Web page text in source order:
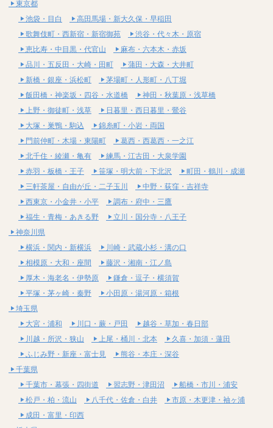
東京都
池袋・目白
高田馬場・新大久保・早稲田
歌舞伎町・西新宿・新宿御苑
渋谷・代々木・原宿
恵比寿・中目黒・代官山
麻布・六本木・赤坂
品川・五反田・大崎・田町
蒲田・大森・大井町
新橋・銀座・浜松町
茅場町・人形町・八丁堀
飯田橋・神楽坂・四谷・水道橋
神田・秋葉原・浅草橋
上野・御徒町・浅草
日暮里・西日暮里・鶯谷
大塚・巣鴨・駒込
錦糸町・小岩・両国
門前仲町・木場・東陽町
葛西・西葛西・一之江
北千住・綾瀬・亀有
練馬・江古田・大泉学園
赤羽・板橋・王子
笹塚・明大前・下北沢
町田・鶴川・成瀬
三軒茶屋・自由が丘・二子玉川
中野・荻窪・吉祥寺
西東京・小金井・小平
調布・府中・三鷹
福生・青梅・あきる野
立川・国分寺・八王子
神奈川県
横浜・関内・新横浜
川崎・武蔵小杉・溝の口
相模原・大和・座間
藤沢・湘南・江ノ島
厚木・海老名・伊勢原
鎌倉・逗子・横須賀
平塚・茅ヶ崎・秦野
小田原・湯河原・箱根
埼玉県
大宮・浦和
川口・蕨・戸田
越谷・草加・春日部
川越・所沢・狭山
上尾・桶川・北本
久喜・加須・蓮田
ふじみ野・新座・富士見
熊谷・本庄・深谷
千葉県
千葉市・幕張・四街道
習志野・津田沼
船橋・市川・浦安
松戸・柏・流山
八千代・佐倉・白井
市原・木更津・袖ヶ浦
成田・富里・印西